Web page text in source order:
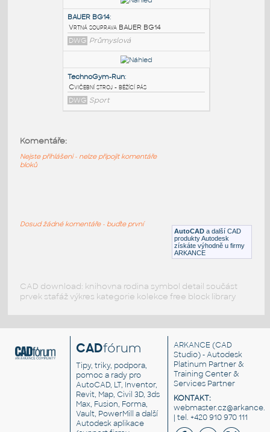
Stavební stroje (silniční)
DWG Průmyslová
Vrták, parametrický - iPart
IPT Nástroje, nářadí
DWG Průmyslová
AutoCAD a další CAD
produkty Autodesk
získáte výhodně u firmy
ARKANCE
Komentáře:
Nejste přihlášeni - nelze připojit komentáře
bloků
Dosud žádné komentáře - buďte první
CAD download: knihovna rodina symbol detail součást
prvek stafáž výkres kategorie kolekce free block library
CADfórum
Tipy, triky, podpora,
pomoc a rady pro
AutoCAD, LT, Inventor,
Revit, Map, Civil 3D, 3ds
Max, Fusion, Forma,
Vault, PowerMill a další
Autodesk aplikace
ARKANCE (CAD
Studio) - Autodesk
Platinum Partner &
Training Center &
Services Partner
KONTAKT:
| tel. +420 910 970 111